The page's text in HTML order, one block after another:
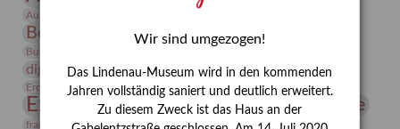
Ausstellung „Vier Winde“
Bernhard August von Lindenau
Burg Posterstein
digitallabor Entartete Kunst
Enteignung
Erdmann Julius Dietrich
Erlebnisportal estrusker Exlibris
Expressionismus Festrede Florenz Fotografie
frauen Frauen in der Antike und heute
Wir sind umgezogen!
Das Lindenau-Museum wird in den kommenden
Jahren vollständig saniert und deutlich erweitert.
Zu diesem Zweck ist das Haus an der